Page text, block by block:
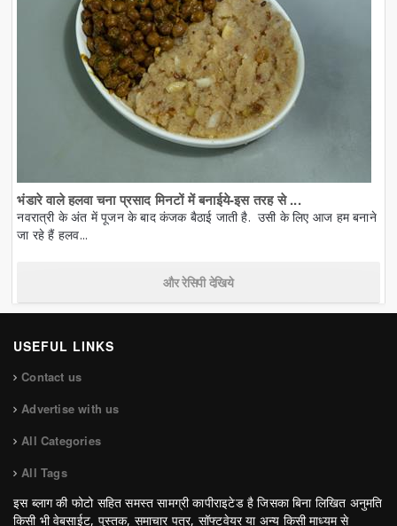
भंडारे वाले हलवा चना प्रसाद मिनटों में बनाईये-इस तरह से ...
नवरात्री के अंत में पूजन के बाद कंजक बैठाई जाती है. उसी के लिए आज हम बनाने
जा रहे हैं हलव...
और रेसिपी देखिये
USEFUL LINKS
Contact us
Advertise with us
All Categories
All Tags
इस ब्लाग की फोटो सहित समस्त सामग्री कापीराइटेड है जिसका बिना लिखित अनुमति
किसी भी वेबसाईट, पुस्तक, समाचार पत्र, सॉफ्टवेयर या अन्य किसी माध्यम से